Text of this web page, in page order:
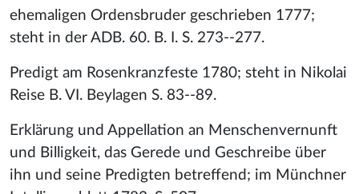
ehemaligen Ordensbruder geschrieben 1777;
steht in der ADB. 60. B. I. S. 273--277.
Predigt am Rosenkranzfeste 1780; steht in Nikolai
Reise B. VI. Beylagen S. 83--89.
Erklärung und Appellation an Menschenvernunft
und Billigkeit, das Gerede und Geschreibe über
ihn und seine Predigten betreffend; im Münchner